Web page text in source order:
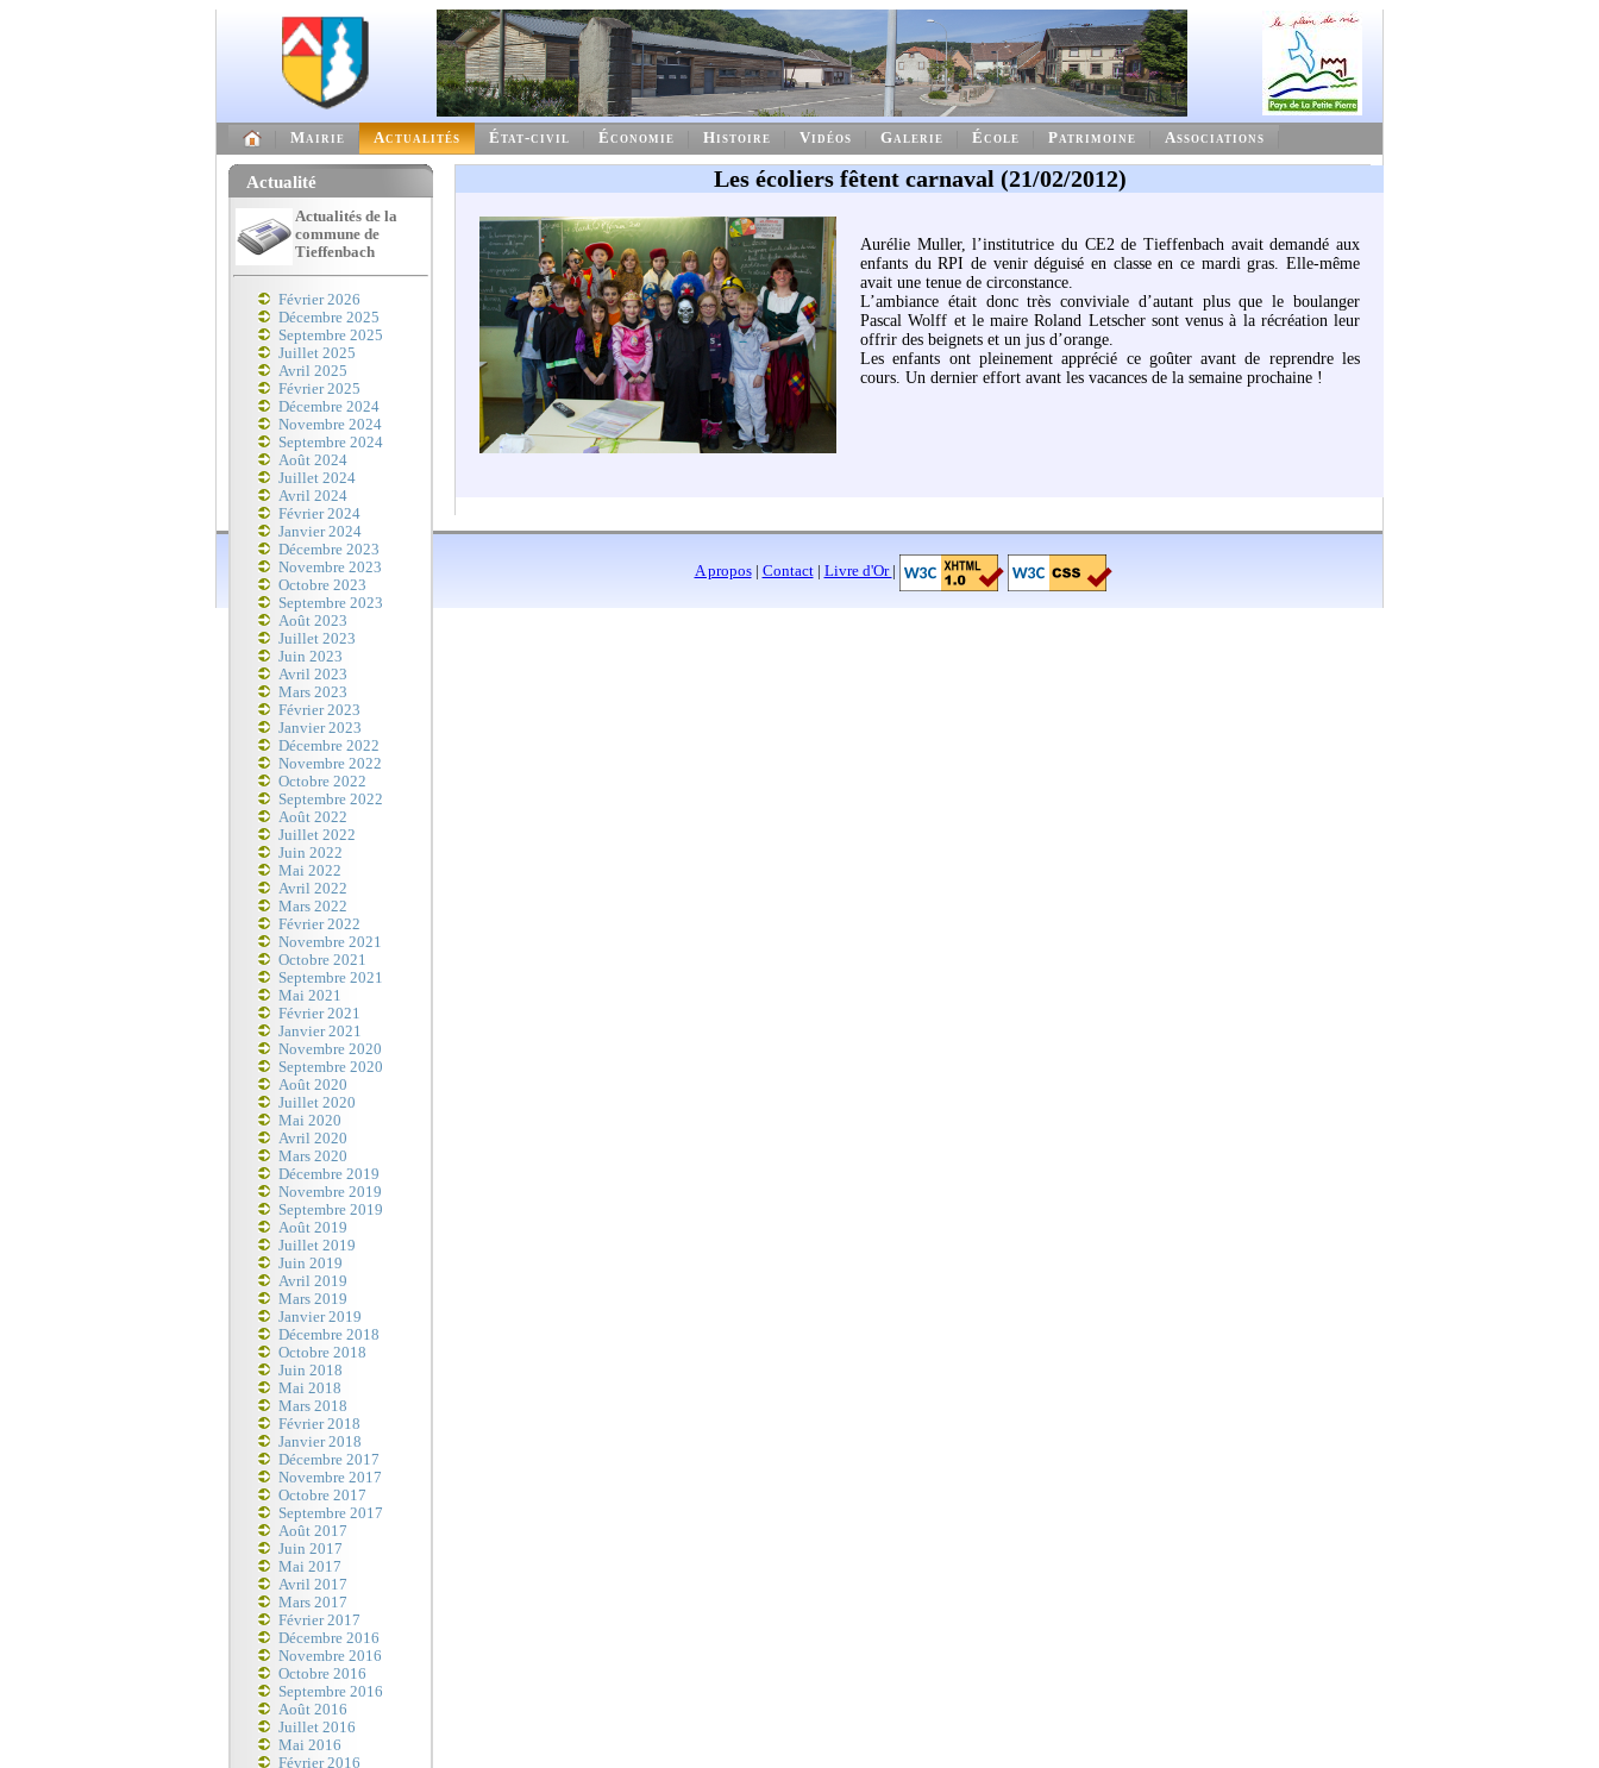
Mairie Actualités État-civil Économie Histoire Vidéos Galerie École Patrimoine Associations
Actualité
Actualités de la
commune de
Tieffenbach
Février 2026
Décembre 2025
Septembre 2025
Juillet 2025
Avril 2025
Février 2025
Décembre 2024
Novembre 2024
Septembre 2024
Août 2024
Juillet 2024
Avril 2024
Février 2024
Janvier 2024
Décembre 2023
Novembre 2023
Octobre 2023
Septembre 2023
Août 2023
Juillet 2023
Juin 2023
Avril 2023
Mars 2023
Février 2023
Janvier 2023
Décembre 2022
Novembre 2022
Octobre 2022
Septembre 2022
Août 2022
Juillet 2022
Juin 2022
Mai 2022
Avril 2022
Mars 2022
Février 2022
Novembre 2021
Octobre 2021
Septembre 2021
Mai 2021
Février 2021
Janvier 2021
Novembre 2020
Septembre 2020
Août 2020
Juillet 2020
Mai 2020
Avril 2020
Mars 2020
Décembre 2019
Novembre 2019
Septembre 2019
Août 2019
Juillet 2019
Juin 2019
Avril 2019
Mars 2019
Janvier 2019
Décembre 2018
Octobre 2018
Juin 2018
Mai 2018
Mars 2018
Février 2018
Janvier 2018
Décembre 2017
Novembre 2017
Octobre 2017
Septembre 2017
Août 2017
Juin 2017
Mai 2017
Avril 2017
Mars 2017
Février 2017
Décembre 2016
Novembre 2016
Octobre 2016
Septembre 2016
Août 2016
Juillet 2016
Mai 2016
Février 2016
Les écoliers fêtent carnaval (21/02/2012)
Aurélie Muller, l’institutrice du CE2 de Tieffenbach avait demandé aux
enfants du RPI de venir déguisé en classe en ce mardi gras. Elle-même
avait une tenue de circonstance.
L’ambiance était donc très conviviale d’autant plus que le boulanger
Pascal Wolff et le maire Roland Letscher sont venus à la récréation leur
offrir des beignets et un jus d’orange.
Les enfants ont pleinement apprécié ce goûter avant de reprendre les
cours. Un dernier effort avant les vacances de la semaine prochaine !
A propos| Contact| Livre d'Or